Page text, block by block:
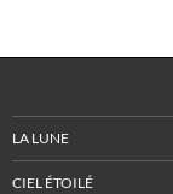
LA LUNE
CIEL ÉTOILÉ